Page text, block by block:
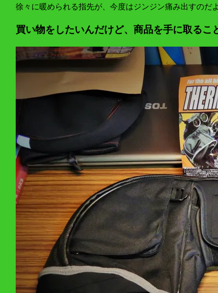
徐々に暖められる指先が、今度はジンジン痛み出すのだ
買い物をしたいんだけど、商品を手に取るこ